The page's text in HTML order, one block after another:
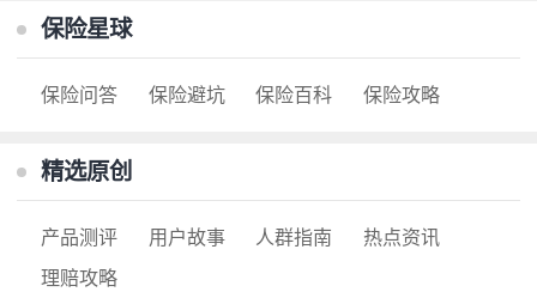
保险星球
保险问答 保险避坑 保险百科 保险攻略
精选原创
产品测评 用户故事 人群指南
热点资讯
理赔攻略